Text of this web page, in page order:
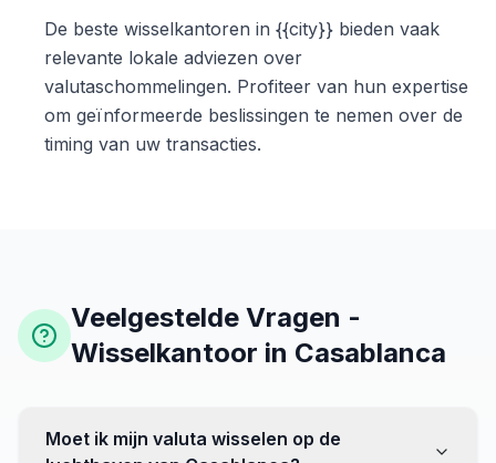
De beste wisselkantoren in {{city}} bieden vaak
relevante lokale adviezen over
valutaschommelingen. Profiteer van hun expertise
om geïnformeerde beslissingen te nemen over de
timing van uw transacties.
Veelgestelde Vragen -
Wisselkantoor in Casablanca
Moet ik mijn valuta wisselen op de